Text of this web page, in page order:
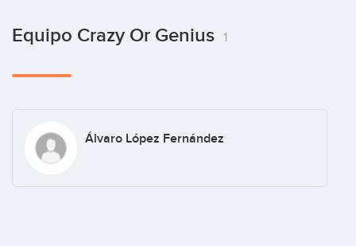
Equipo Crazy Or Genius 1
Álvaro López Fernández